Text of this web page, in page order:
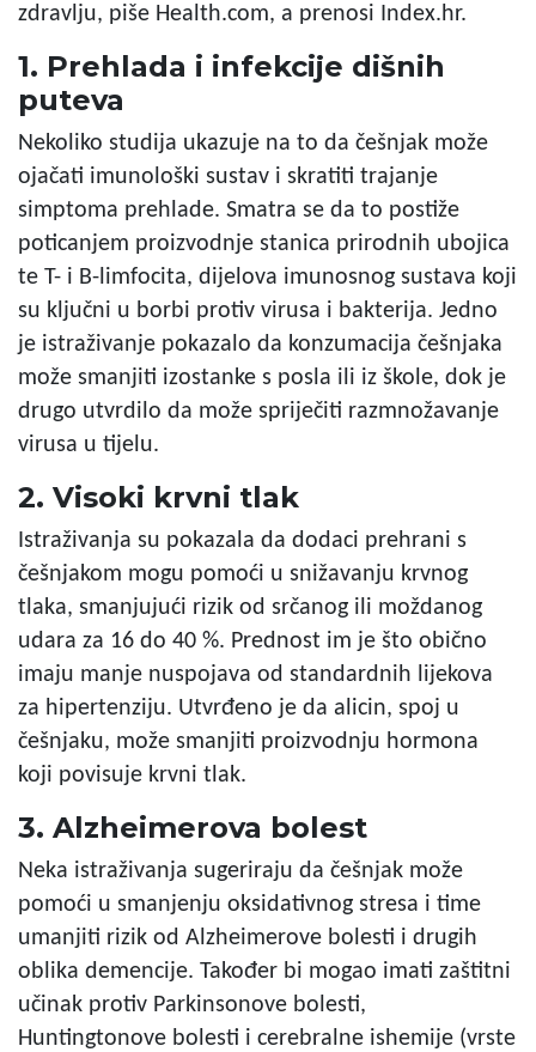
zdravlju, piše Health.com, a prenosi Index.hr.
1. Prehlada i infekcije dišnih
puteva
Nekoliko studija ukazuje na to da češnjak može
ojačati imunološki sustav i skratiti trajanje
simptoma prehlade. Smatra se da to postiže
poticanjem proizvodnje stanica prirodnih ubojica
te T- i B-limfocita, dijelova imunosnog sustava koji
su ključni u borbi protiv virusa i bakterija. Jedno
je istraživanje pokazalo da konzumacija češnjaka
može smanjiti izostanke s posla ili iz škole, dok je
drugo utvrdilo da može spriječiti razmnožavanje
virusa u tijelu.
2. Visoki krvni tlak
Istraživanja su pokazala da dodaci prehrani s
češnjakom mogu pomoći u snižavanju krvnog
tlaka, smanjujući rizik od srčanog ili moždanog
udara za 16 do 40 %. Prednost im je što obično
imaju manje nuspojava od standardnih lijekova
za hipertenziju. Utvrđeno je da alicin, spoj u
češnjaku, može smanjiti proizvodnju hormona
koji povisuje krvni tlak.
3. Alzheimerova bolest
Neka istraživanja sugeriraju da češnjak može
pomoći u smanjenju oksidativnog stresa i time
umanjiti rizik od Alzheimerove bolesti i drugih
oblika demencije. Također bi mogao imati zaštitni
učinak protiv Parkinsonove bolesti,
Huntingtonove bolesti i cerebralne ishemije (vrste